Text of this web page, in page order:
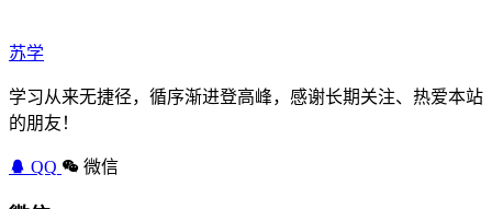
苏学
学习从来无捷径，循序渐进登高峰，感谢长期关注、热爱本站
的朋友！
QQ 微信